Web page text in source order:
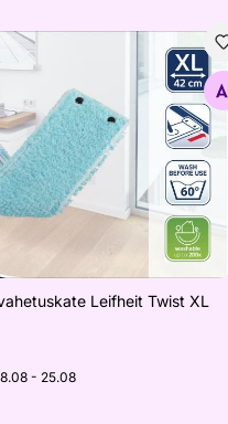
vahetuskate Leifheit Twist
Otsi sarnaseid
Leifheit Twist XL
- 25.08